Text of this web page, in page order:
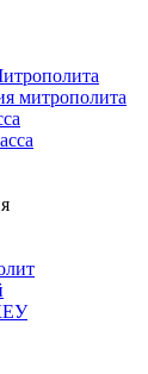
митрополита